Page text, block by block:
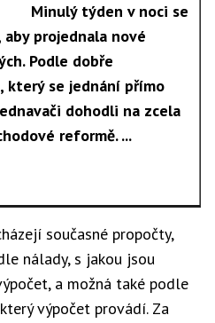
Minulý týden v noci se
projednala nové
Podle dobře
který se jednání přímo
dohodli na zcela
reformě. ...
současné propočty,
nálady, s jakou jsou
a možná také podle
výpočet provádí. Za